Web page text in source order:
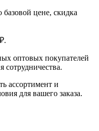
цене, скидка
оптовых покупателей
сотрудничества.
ассортимент и
для вашего заказа.